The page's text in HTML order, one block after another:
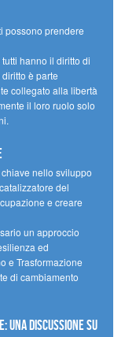
possono prendere
hanno il diritto di
è parte
collegato alla libertà
il loro ruolo solo
nello sviluppo
del
e creare
un approccio
ed
e Trasformazione
di cambiamento
una discussione su